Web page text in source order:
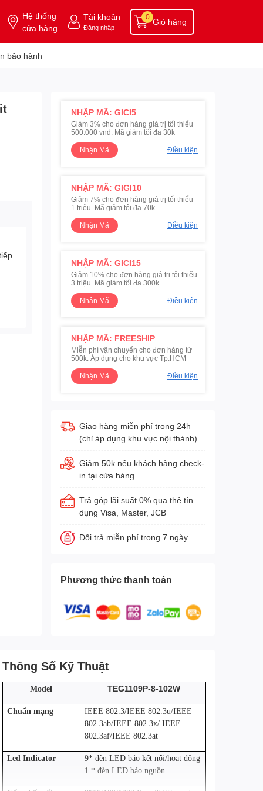
Hệ thống
cửa hàng
Tài khoản
Đăng nhập
Giỏ hàng
0
bảo hành
NHẬP MÃ: GICI5
Giảm 3% cho đơn hàng giá trị tối thiểu
500.000 vnd. Mã giảm tối đa 30k
Nhận Mã
Điều kiện
NHẬP MÃ: GIGI10
Giảm 7% cho đơn hàng giá trị tối thiểu
1 triệu. Mã giảm tối đa 70k
Nhận Mã
Điều kiện
NHẬP MÃ: GICI15
Giảm 10% cho đơn hàng giá trị tối thiểu
3 triệu. Mã giảm tối đa 300k
Nhận Mã
Điều kiện
NHẬP MÃ: FREESHIP
Miễn phí vận chuyển cho đơn hàng từ
500k. Áp dụng cho khu vực Tp.HCM
Nhận Mã
Điều kiện
Giao hàng miễn phí trong 24h
(chỉ áp dụng khu vực nội thành)
Giảm 50k nếu khách hàng check-
in tại cửa hàng
Trả góp lãi suất 0% qua thẻ tín
dụng Visa, Master, JCB
Đổi trả miễn phí trong 7 ngày
Phương thức thanh toán
Thông Số Kỹ Thuật
Model TEG1109P-8-102W
Chuẩn mạng
IEEE 802.3/IEEE 802.3u/IEEE
802.3ab/IEEE 802.3x/ IEEE
802.3af/IEEE 802.3at
Led Indicator
9* đèn LED báo kết nối/hoạt động
1 * đèn LED báo nguồn